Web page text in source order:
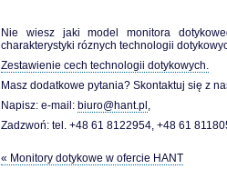
Nie wiesz jaki model monitora
charakterystyki róznych technologii
Zestawienie cech technologii dotykowych.
Masz dodatkowe pytania? Skontaktuj się z
Napisz: e-mail: biuro@hant.pl ,
Zadzwoń: tel. +48 61 8122954, +48 61
« Monitory dotykowe w ofercie HANT